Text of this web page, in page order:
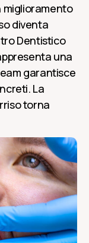
miglioramento
diventa
Dentistico
una
garantisce
La
torna